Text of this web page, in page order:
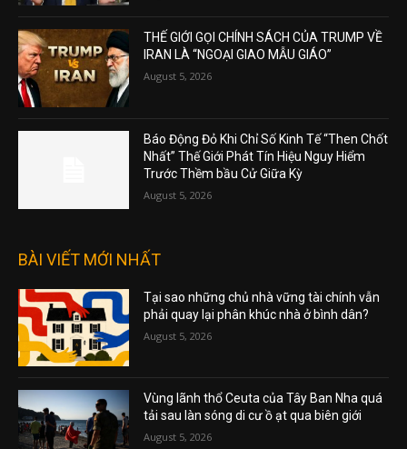
THẾ GIỚI GỌI CHÍNH SÁCH CỦA TRUMP VỀ
IRAN LÀ “NGOẠI GIAO MẪU GIÁO”
August 5, 2026
Báo Động Đỏ Khi Chỉ Số Kinh Tế “Then Chốt
Nhất” Thế Giới Phát Tín Hiệu Nguy Hiểm
Trước Thềm bầu Cử Giữa Kỳ
August 5, 2026
BÀI VIẾT MỚI NHẤT
Tại sao những chủ nhà vững tài chính vẫn
phải quay lại phân khúc nhà ở bình dân?
August 5, 2026
Vùng lãnh thổ Ceuta của Tây Ban Nha quá
tải sau làn sóng di cư ồ ạt qua biên giới
August 5, 2026